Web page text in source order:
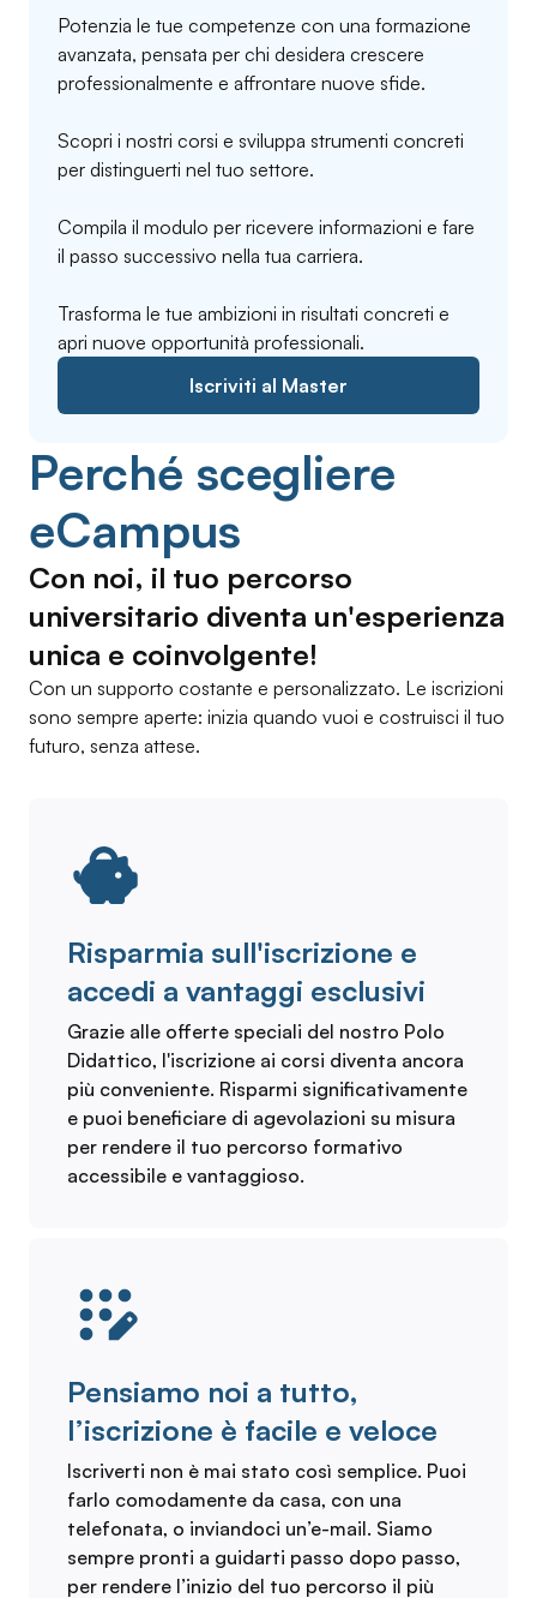
Potenzia le tue competenze con una formazione
avanzata, pensata per chi desidera crescere
professionalmente e affrontare nuove sfide.
Scopri i nostri corsi e sviluppa strumenti concreti
per distinguerti nel tuo settore.
Compila il modulo per ricevere informazioni e fare
il passo successivo nella tua carriera.
Trasforma le tue ambizioni in risultati concreti e
apri nuove opportunità professionali.
Iscriviti al Master
Perché scegliere
eCampus
Con noi, il tuo percorso
universitario diventa un'esperienza
unica e coinvolgente!
Con un supporto costante e personalizzato. Le iscrizioni
sono sempre aperte: inizia quando vuoi e costruisci il tuo
futuro, senza attese.
Risparmia sull'iscrizione e
accedi a vantaggi esclusivi
Grazie alle offerte speciali del nostro Polo
Didattico, l'iscrizione ai corsi diventa ancora
più conveniente. Risparmi significativamente
e puoi beneficiare di agevolazioni su misura
per rendere il tuo percorso formativo
accessibile e vantaggioso.
Pensiamo noi a tutto,
l’iscrizione è facile e veloce
Iscriverti non è mai stato così semplice. Puoi
farlo comodamente da casa, con una
telefonata, o inviandoci un’e-mail. Siamo
sempre pronti a guidarti passo dopo passo,
per rendere l’inizio del tuo percorso il più